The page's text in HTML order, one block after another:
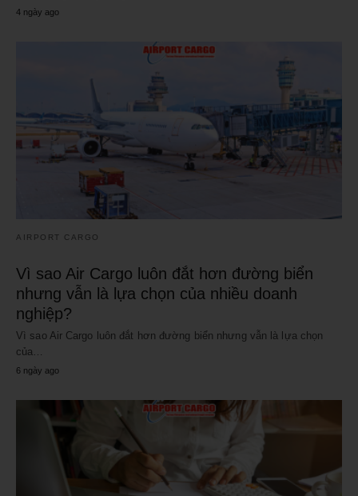
4 ngày ago
AIRPORT CARGO
Vì sao Air Cargo luôn đắt hơn đường biển
nhưng vẫn là lựa chọn của nhiều doanh
nghiệp?
Vì sao Air Cargo luôn đắt hơn đường biển nhưng vẫn là lựa chọn
của…
6 ngày ago